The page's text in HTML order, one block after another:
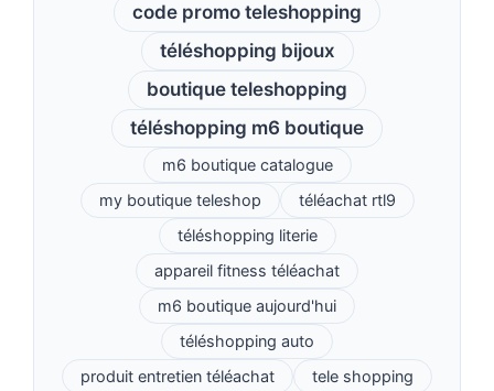
code promo teleshopping
téléshopping bijoux
boutique teleshopping
téléshopping m6 boutique
m6 boutique catalogue
my boutique teleshop
téléachat rtl9
téléshopping literie
appareil fitness téléachat
m6 boutique aujourd'hui
téléshopping auto
produit entretien téléachat
tele shopping